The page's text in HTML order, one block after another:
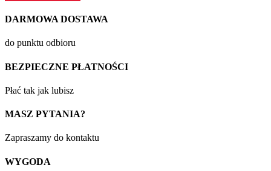
DARMOWA DOSTAWA
do punktu odbioru
BEZPIECZNE PŁATNOŚCI
Płać tak jak lubisz
MASZ PYTANIA?
Zapraszamy do kontaktu
WYGODA